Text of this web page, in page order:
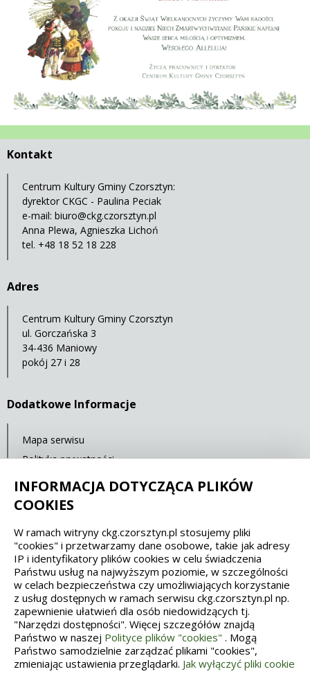
Treść
Kontakt
Centrum Kultury Gminy Czorsztyn:
dyrektor CKGC - Paulina Peciak
e-mail: biuro@ckg.czorsztyn.pl
Anna Plewa, Agnieszka Lichoń
tel. +48 18 52 18 228
Adres
Centrum Kultury Gminy Czorsztyn
ul. Gorczańska 3
34-436 Maniowy
pokój 27 i 28
Dodatkowe Informacje
Mapa serwisu
Polityka prywatności
Deklaracja dostępności
Spełniamy standardy dostępności oraz W3C
WCAG 2.1 SECTION 508 EAA/EN 301549
IS 5568
INFORMACJA DOTYCZĄCA PLIKÓW
COOKIES
W ramach witryny ckg.czorsztyn.pl stosujemy pliki
"cookies" i przetwarzamy dane osobowe, takie jak adresy
IP i identyfikatory plików cookies w celu świadczenia
Państwu usług na najwyższym poziomie, w szczególności
w celach bezpieczeństwa czy umożliwiających korzystanie
z usług dostępnych w ramach serwisu ckg.czorsztyn.pl np.
zapewnienie ułatwień dla osób niedowidzących tj.
"Narzędzi dostępności". Więcej szczegółów znajdą
Państwo w naszej Polityce plików "cookies" . Mogą
Państwo samodzielnie zarządzać plikami "cookies",
zmieniając ustawienia przeglądarki. Jak wyłączyć pliki cookie